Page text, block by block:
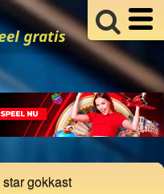
gokkast